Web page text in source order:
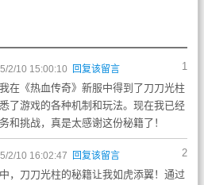
1
2/10 15:00:10 回复该留言
在《热血传奇》新服中得到了刀刀光柱
了游戏的各种机制和玩法。现在我已经
和挑战，真是太感谢这份秘籍了！
2
2/10 16:02:47 回复该留言
，刀刀光柱的秘籍让我如虎添翼！通过